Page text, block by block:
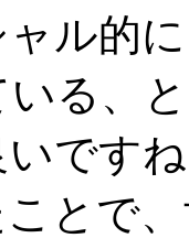
ル的
る、
です
とで